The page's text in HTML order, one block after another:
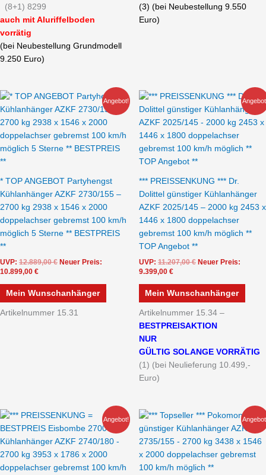
(8+1) 8299
auch mit Aluriffelboden
vorrätig
(bei Neubestellung Grundmodell
9.250 Euro)
(3) (bei Neubestellung 9.550
Euro)
Angebot!
* TOP ANGEBOT Partyhengst
Kühlanhänger AZKF 2730/155 –
2700 kg 2938 x 1546 x 2000
doppelachser gebremst 100 km/h
möglich 5 Sterne ** BESTPREIS
**
UVP: 12.889,00€
Ursprünglicher
war:
12.889,00 €
Neuer Preis:
10.899,00 €
Aktueller
ist:
10.899,00 €.
Mein Wunschanhänger
Artikelnummer 15.31
*** PREISSENKUNG *** Dr.
Dolittel günstiger Kühlanhänger
AZKF 2025/145 – 2000 kg 2453 x
1446 x 1800 doppelachser
gebremst 100 km/h möglich **
TOP Angebot **
UVP: 11.207,00€
Ursprünglicher
war:
11.207,00 €
Neuer Preis:
9.399,00 €
Aktueller
ist:
9.399,00 €.
Mein Wunschanhänger
Artikelnummer 15.34 –
BESTPREISAKTION
NUR
GÜLTIG SOLANGE VORRÄTIG
(1) (bei Neulieferung 10.499,-
Euro)
Angebot!
Ursprünglicher
war:
16.720,00 €
Aktueller
ist:
13.640,00 €.
Ursprünglicher
war:
13.227,00 €
Aktueller
ist:
11.450,00 €.